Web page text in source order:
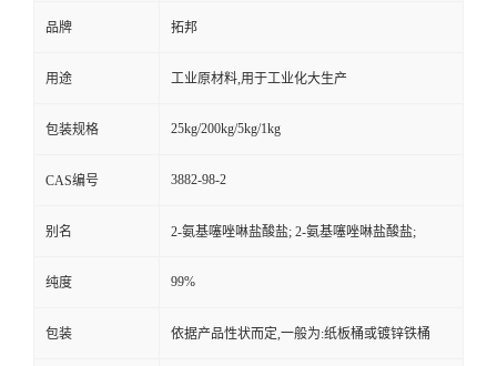
品牌 拓邦
用途 工业原材料,用于工业化大生产
包装规格 25kg/200kg/5kg/1kg
CAS编号 3882-98-2
别名 2-氨基噻唑啉盐酸盐; 2-氨基噻唑啉盐酸盐;
纯度 99%
包装 依据产品性状而定,一般为:纸板桶或镀锌铁桶